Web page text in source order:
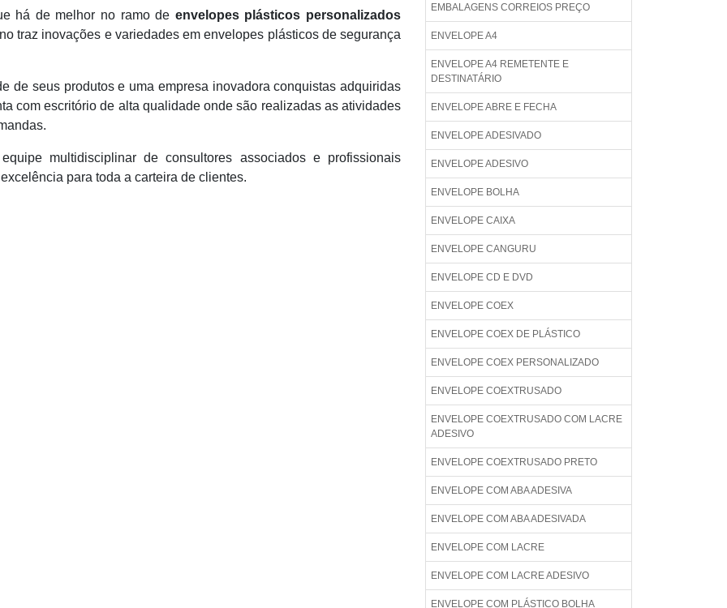
há de melhor no ramo de envelopes plásticos personalizados
traz inovações e variedades em envelopes plásticos de segurança
de seus produtos e uma empresa inovadora conquistas adquiridas
com escritório de alta qualidade onde são realizadas as atividades
multidisciplinar de consultores associados e profissionais
para toda a carteira de clientes.
EMBALAGENS CORREIOS PREÇO
ENVELOPE A4
ENVELOPE A4 REMETENTE E
DESTINATÁRIO
ENVELOPE ABRE E FECHA
ENVELOPE ADESIVADO
ENVELOPE ADESIVO
ENVELOPE BOLHA
ENVELOPE CAIXA
ENVELOPE CANGURU
ENVELOPE CD E DVD
ENVELOPE COEX
ENVELOPE COEX DE PLÁSTICO
ENVELOPE COEX PERSONALIZADO
ENVELOPE COEXTRUSADO
ENVELOPE COEXTRUSADO COM LACRE
ADESIVO
ENVELOPE COEXTRUSADO PRETO
ENVELOPE COM ABA ADESIVA
ENVELOPE COM ABA ADESIVADA
ENVELOPE COM LACRE
ENVELOPE COM LACRE ADESIVO
ENVELOPE COM PLÁSTICO BOLHA